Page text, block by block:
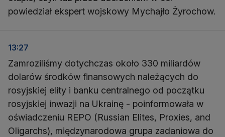
powiedział ekspert wojskowy Mychajło Żyrochow.
13:27
Zamroziliśmy dotychczas około 330 miliardów
dolarów środków finansowych należących do
rosyjskiej elity i banku centralnego od początku
rosyjskiej inwazji na Ukrainę - poinformowała w
oświadczeniu REPO (Russian Elites, Proxies, and
Oligarchs), międzynarodowa grupa zadaniowa do